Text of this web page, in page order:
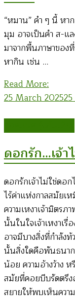
“หมาน” คำ ๆ นี้ หา
มุม อาจเป็นคำ ส-แ
มาจากพื้นภาษาของที่
หากิน เช่น …
Read More:
25 March 2025
ดอกรัก…เจ้า
ดอกรักเจ้าไม่ใช่ดอ
ไร้ค่าแห่งกาลสมัยเ
ความเหงาเจ้ามิตร
นั้นในใจเจ้าเหงาเรื่
อาจมีบางสิ่งที่กำลังท้
นั้นสิ่งใดคือพันธนา
น้อย ความอ้างว้าง
สมัยที่คอยบีบรัดตรึง
สยายให้พบเห็นคว